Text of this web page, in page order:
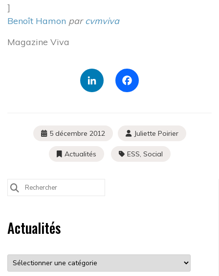
]
Benoît Hamon parcvmviva
Magazine Viva
LinkedIn
5 décembre 2012 Juliette Poirier
Actualités ESS, Social
Search
for:
Actualités
Actualités
Nous contacter
Politique de confidentialité
3 rue de Vincennes,
contact@cressidf.org